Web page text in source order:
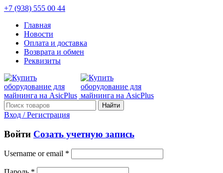
+7 (938) 555 00 44
Главная
Новости
Оплата и доставка
Возврата и обмен
Реквизиты
Найти
Вход / Регистрация
Войти Созать учетную запись
Username or email *